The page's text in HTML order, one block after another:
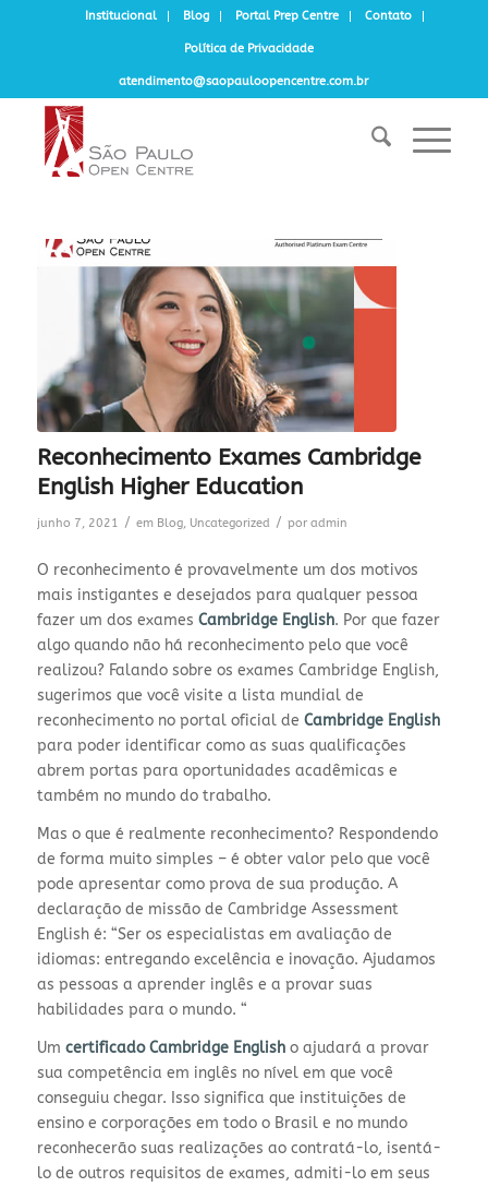
Institucional Blog Portal Prep Centre Contato
Política de Privacidade
atendimento@saopauloopencentre.com.br
Reconhecimento Exames Cambridge
English Higher Education
junho 7, 2021 / em Blog, Uncategorized / por admin
O reconhecimento é provavelmente um dos motivos
mais instigantes e desejados para qualquer pessoa
fazer um dos exames Cambridge English. Por que fazer
algo quando não há reconhecimento pelo que você
realizou? Falando sobre os exames Cambridge English,
sugerimos que você visite a lista mundial de
reconhecimento no portal oficial de Cambridge English
para poder identificar como as suas qualificações
abrem portas para oportunidades acadêmicas e
também no mundo do trabalho.
Mas o que é realmente reconhecimento? Respondendo
de forma muito simples – é obter valor pelo que você
pode apresentar como prova de sua produção. A
declaração de missão de Cambridge Assessment
English é: “Ser os especialistas em avaliação de
idiomas: entregando excelência e inovação. Ajudamos
as pessoas a aprender inglês e a provar suas
habilidades para o mundo. “
Um certificado Cambridge Englisho ajudará a provar
sua competência em inglês no nível em que você
conseguiu chegar. Isso significa que instituições de
ensino e corporações em todo o Brasil e no mundo
reconhecerão suas realizações ao contratá-lo, isentá-
lo de outros requisitos de exames, admiti-lo em seus